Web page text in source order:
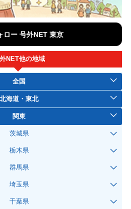
ロー 号外NET 東京
NET他の地域
全国
北海道・東北
関東
茨城県
栃木県
群馬県
埼玉県
千葉県